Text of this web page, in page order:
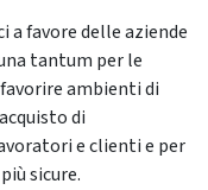
favore delle aziende
tantum per le
ambienti di
di
e clienti e per
sicure.